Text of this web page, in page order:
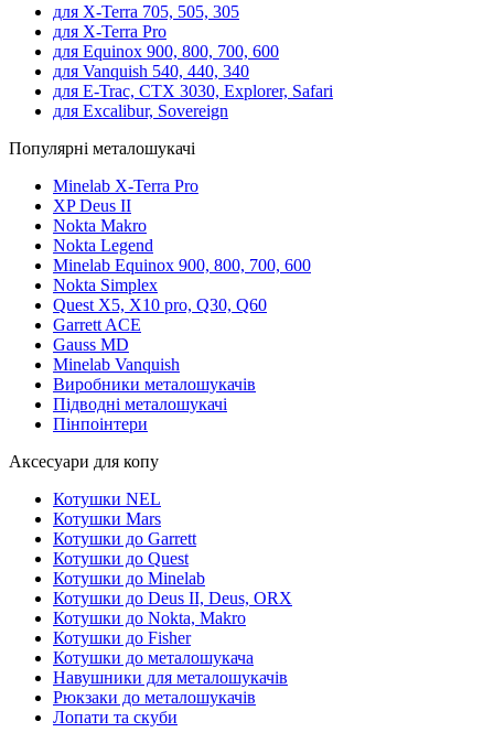
для X-Terra 705, 505, 305
для X-Terra Pro
для Equinox 900, 800, 700, 600
для Vanquish 540, 440, 340
для E-Trac, CTX 3030, Explorer, Safari
для Excalibur, Sovereign
Популярні металошукачі
Minelab X-Terra Pro
XP Deus II
Nokta Makro
Nokta Legend
Minelab Equinox 900, 800, 700, 600
Nokta Simplex
Quest X5, X10 pro, Q30, Q60
Garrett ACE
Gauss MD
Minelab Vanquish
Виробники металошукачів
Підводні металошукачі
Пінпоінтери
Аксесуари для копу
Котушки NEL
Котушки Mars
Котушки до Garrett
Котушки до Quest
Котушки до Minelab
Котушки до Deus II, Deus, ORX
Котушки до Nokta, Makro
Котушки до Fisher
Котушки до металошукача
Навушники для металошукачів
Рюкзаки до металошукачів
Лопати та скуби